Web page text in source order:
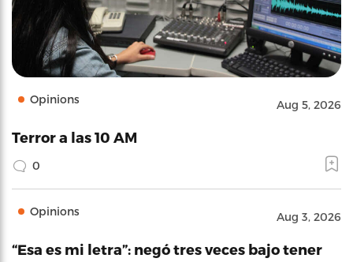
Opinions Aug 5, 2026
Terror a las 10 AM
0
Opinions Aug 3, 2026
“Esa es mi letra”: negó tres veces bajo tener